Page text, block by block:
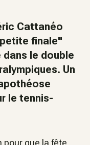
Cattanéo
finale"
le double
Un
le tennis-
pour que la fête